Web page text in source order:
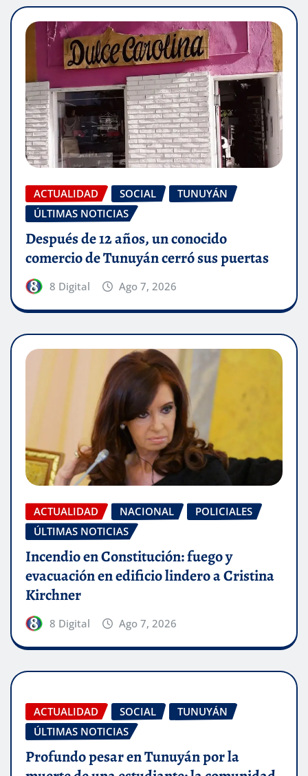
ACTUALIDAD SOCIAL
TUNUYÁN
ÚLTIMAS NOTICIAS
Después de 12 años, un conocido
comercio de Tunuyán cerró sus puertas
8 Digital Ago 7, 2026
ACTUALIDAD NACIONAL
POLICIALES
ÚLTIMAS NOTICIAS
Incendio en Constitución: fuego y
evacuación en edificio lindero a Cristina
Kirchner
8 Digital Ago 7, 2026
ACTUALIDAD SOCIAL
TUNUYÁN
ÚLTIMAS NOTICIAS
Profundo pesar en Tunuyán por la